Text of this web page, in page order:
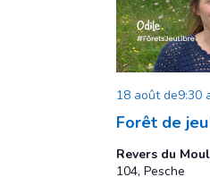
Forêt de
18 août de9:30
Revers du
104, Pesche